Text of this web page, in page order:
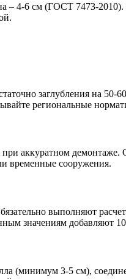
– 4-6 см (ГОСТ 7473-
заглубления на
региональные
аккуратном
временные сооружения.
выполняют
значениям добавляют
(минимум 3-5 см),